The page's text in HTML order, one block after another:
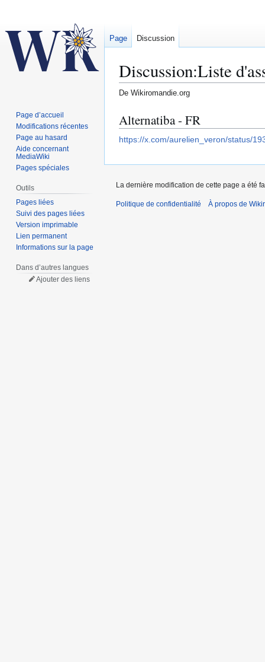
Discussion:Liste
De Wikiromandie.org
Aller
à
la
Aller
à
la
Alternatiba - FR
https://x.com/aurelien_veron/status/
Page Discussion
Page d’accueil
Modifications récentes
Page au hasard
Aide concernant
MediaWiki
Pages spéciales
Outils
Pages liées
Suivi des pages liées
Version imprimable
Lien permanent
Informations sur la page
Dans d’autres langues
Ajouter des liens
La dernière modification de cette page a été
Politique de confidentialité À propos de